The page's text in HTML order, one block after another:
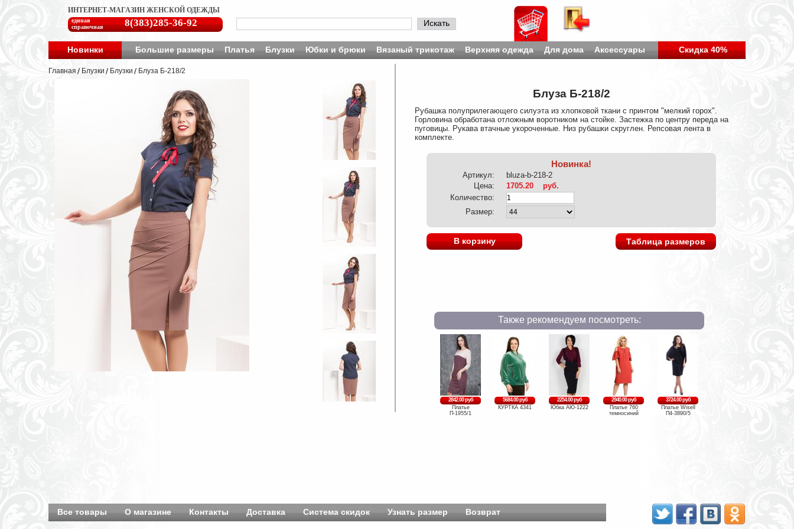
ИНТЕРНЕТ-МАГАЗИН ЖЕНСКОЙ ОДЕЖДЫ
единая
справочная
8(383)285-36-92 Искать
Новинки Большие размеры Платья Блузки Юбки и брюки Вязаный трикотаж Верхняя одежда Для дома Аксессуары Скидка 40%
Главная Блузки Блузки Блуза Б-218/2
Блуза Б-218/2
Рубашка полуприлегающего силуэта из хлопковой ткани с принтом "мелкий горох".
Горловина обработана отложным воротником на стойке. Застежка по центру переда на
пуговицы. Рукава втачные укороченные. Низ рубашки скруглен. Репсовая лента в
комплекте.
Новинка!
Артикул:
bluza-b-218-2
Цена:
1705.20
руб.
Количество:
Размер:
В корзину Таблица размеров
Также рекомендуем посмотреть:
2842.00 руб
Платье
П-1955/1
5684.00 руб
КУРТКА 4341
2254.00 руб
Юбка АЮ-1222
2940.00 руб
Платье 760
темносиний
3724.00 руб
Платье Wisell
П4-3890/5
Все товары О магазине Контакты Доставка Система скидок Узнать размер Возврат